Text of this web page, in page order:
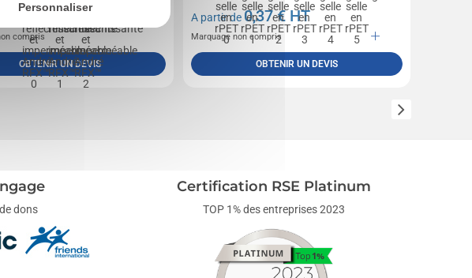
2,70€ HT
compris
OBTENIR UN DEVIS
A partir de0,37€ HT
Marquage non compris
OBTENIR UN DEVIS
dons
Certification RSE Platinum
TOP 1% des entreprises 2023
Personnaliser